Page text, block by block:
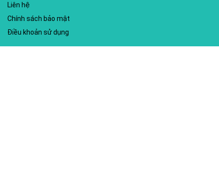
Liên hệ
Chính sách bảo mật
Điều khoản sử dụng